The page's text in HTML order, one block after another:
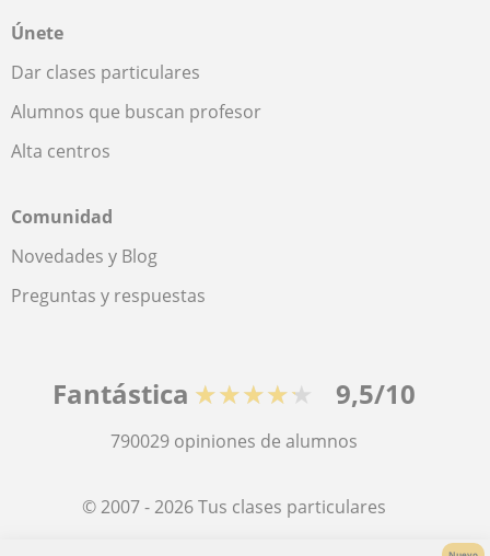
Únete
Dar clases particulares
Alumnos que buscan profesor
Alta centros
Comunidad
Novedades y Blog
Preguntas y respuestas
Fantástica ★★★★★ 9,5/10
790029 opiniones de alumnos
© 2007 - 2026 Tus clases particulares